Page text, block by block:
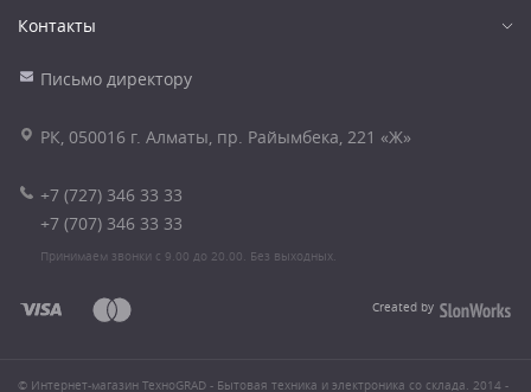
Контакты
Письмо директору
РК, 050016 г. Алматы, пр. Райымбека, 221 «Ж»
+7 (727) 346 33 33
+7 (707) 346 33 33
Принимаем звонки с 9.00 до 20.00. Без выходных.
Created by
© Интернет-магазин ТехноGRAD - Бытовая техника и электроника со склада. 2014 -